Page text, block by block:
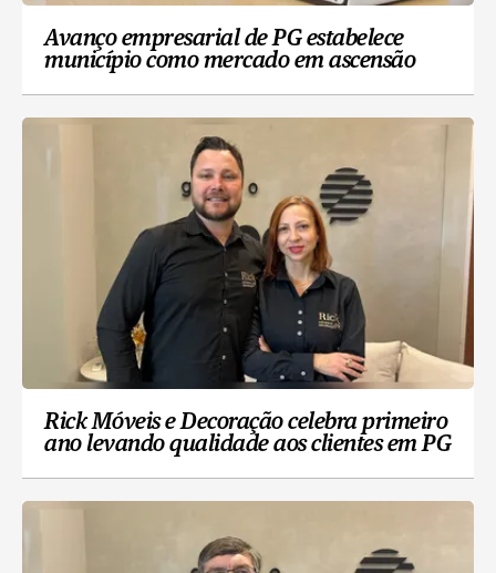
Avanço empresarial de PG estabelece
município como mercado em ascensão
Rick Móveis e Decoração celebra primeiro
ano levando qualidade aos clientes em PG